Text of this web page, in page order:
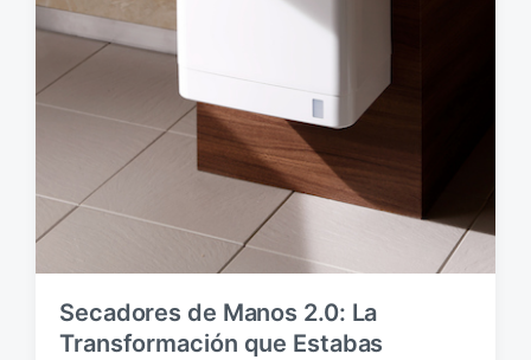
Secadores de Manos 2.0: La
Transformación que Estabas